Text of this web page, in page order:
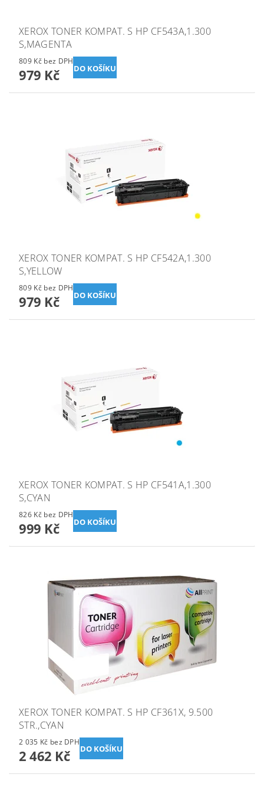
XEROX TONER KOMPAT. S HP CF543A,1.300
S,MAGENTA
809 Kč bez DPH
979 Kč
XEROX TONER KOMPAT. S HP CF542A,1.300
S,YELLOW
809 Kč bez DPH
979 Kč
XEROX TONER KOMPAT. S HP CF541A,1.300
S,CYAN
826 Kč bez DPH
999 Kč
XEROX TONER KOMPAT. S HP CF361X, 9.500
STR.,CYAN
2 035 Kč bez DPH
2 462 Kč